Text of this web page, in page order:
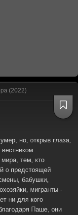
(2022)
но, открыв глаза,
мира, тем, кто
о предстоящей
бабушки,
мигранты -
ни для кого
Паше, они